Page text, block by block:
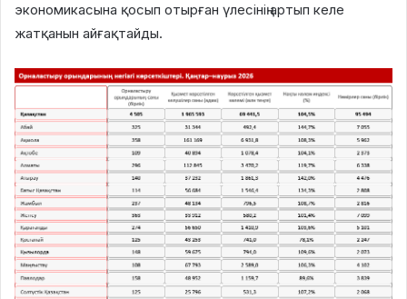
экономикасына қосып отырған үлесінің артып келе
жатқанын айғақтайды.